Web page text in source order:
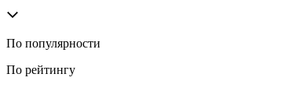
По популярности
По рейтингу